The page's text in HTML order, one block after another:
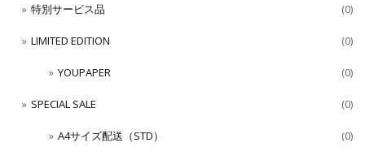
特別サービス品 (0)
LIMITED EDITION (0)
YOUPAPER (0)
SPECIAL SALE (0)
A4サイズ配送（STD） (0)